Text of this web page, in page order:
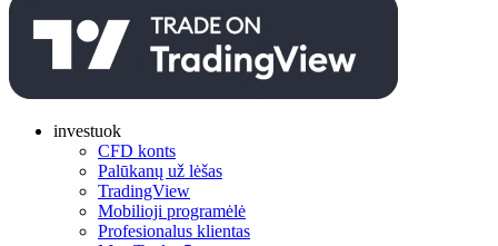
investuok
CFD konts
Palūkanų už lėšas
TradingView
Mobilioji programėlė
Profesionalus klientas